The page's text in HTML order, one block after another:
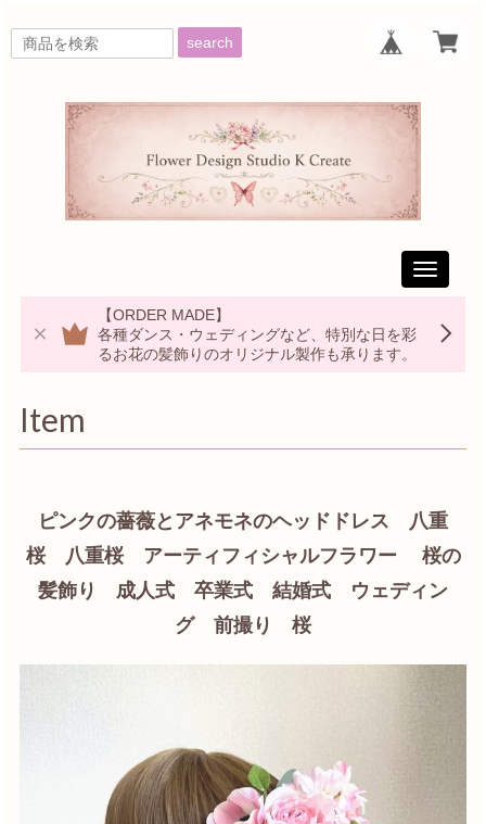
search
Toggle
【ORDER MADE】
各種ダンス・ウェディングなど、特別な日を彩
るお花の髪飾りのオリジナル製作も承ります。
Item
ピンクの薔薇とアネモネのヘッドドレス 八重
桜 八重桜 アーティフィシャルフラワー 桜の
髪飾り 成人式 卒業式 結婚式 ウェディン
グ 前撮り 桜